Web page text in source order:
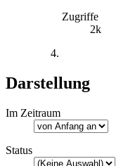
Zugriffe
2k
Darstellung
Im Zeitraum
Status